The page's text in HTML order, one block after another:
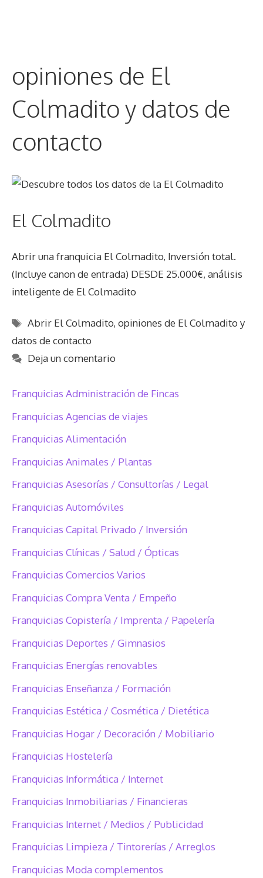
opiniones de El
Colmadito y datos de
contacto
El Colmadito
Abrir una franquicia El Colmadito, Inversión total.
(Incluye canon de entrada) DESDE 25.000€, análisis
inteligente de El Colmadito
Etiquetas
Abrir El Colmadito,opiniones de El Colmadito y
datos de contacto
Deja un comentario
Franquicias Administración de Fincas
Franquicias Agencias de viajes
Franquicias Alimentación
Franquicias Animales / Plantas
Franquicias Asesorías / Consultorías / Legal
Franquicias Automóviles
Franquicias Capital Privado / Inversión
Franquicias Clínicas / Salud / Ópticas
Franquicias Comercios Varios
Franquicias Compra Venta / Empeño
Franquicias Copistería / Imprenta / Papelería
Franquicias Deportes / Gimnasios
Franquicias Energías renovables
Franquicias Enseñanza / Formación
Franquicias Estética / Cosmética / Dietética
Franquicias Hogar / Decoración / Mobiliario
Franquicias Hostelería
Franquicias Informática / Internet
Franquicias Inmobiliarias / Financieras
Franquicias Internet / Medios / Publicidad
Franquicias Limpieza / Tintorerías / Arreglos
Franquicias Moda complementos